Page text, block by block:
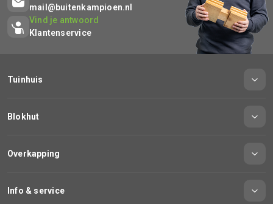
mail@buitenkampioen.nl
Vind je antwoord
Klantenservice
Tuinhuis
Blokhut
Overkapping
Info & service